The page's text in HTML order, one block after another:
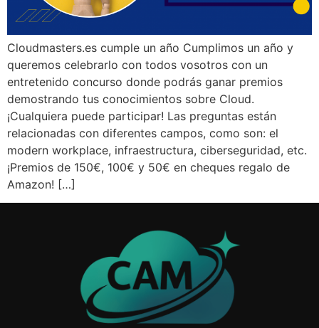
Cloudmasters.es cumple un año Cumplimos un año y
queremos celebrarlo con todos vosotros con un
entretenido concurso donde podrás ganar premios
demostrando tus conocimientos sobre Cloud.
¡Cualquiera puede participar! Las preguntas están
relacionadas con diferentes campos, como son: el
modern workplace, infraestructura, ciberseguridad, etc.
¡Premios de 150€, 100€ y 50€ en cheques regalo de
Amazon! […]